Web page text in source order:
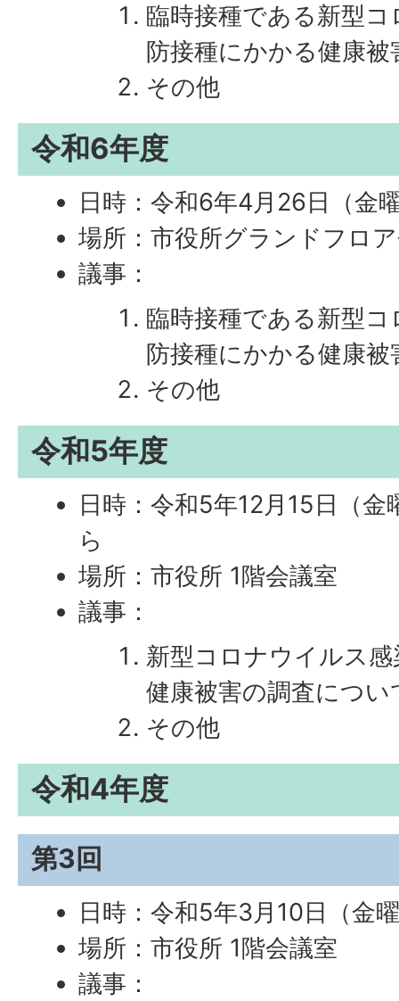
臨時接種である新型
防接種にかかる健康
その他
令和6年度
日時：令和6年4月26日（金
場所：市役所グランドフロ
議事：
臨時接種である新型
防接種にかかる健康
その他
令和5年度
日時：令和5年12月15日（
ら
場所：市役所 1階会議室
議事：
新型コロナウイルス
健康被害の調査につい
その他
令和4年度
第3回
日時：令和5年3月10日（金
場所：市役所 1階会議室
議事：